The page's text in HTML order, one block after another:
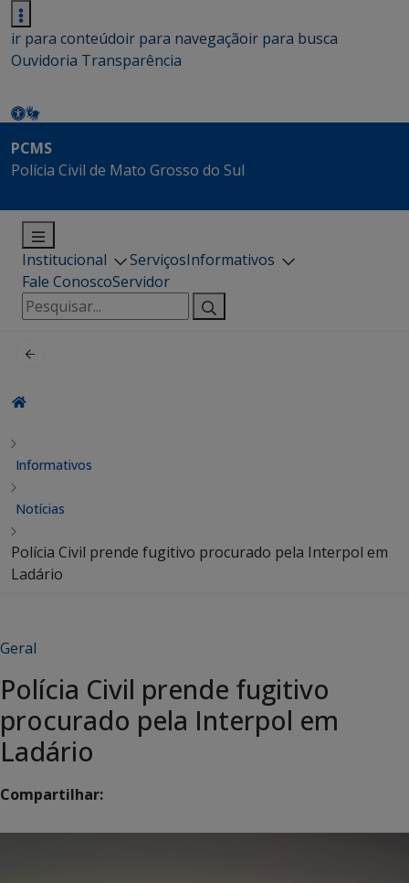
ir para conteúdoir para navegaçãoir para busca
Ouvidoria Transparência
PCMS
Polícia Civil de Mato Grosso do Sul
Institucional ServiçosInformativos
Fale ConoscoServidor
Pesquisar
por:
Informativos
Notícias
Polícia Civil prende fugitivo procurado pela Interpol em
Ladário
Geral
Polícia Civil prende fugitivo
procurado pela Interpol em
Ladário
Compartilhar: